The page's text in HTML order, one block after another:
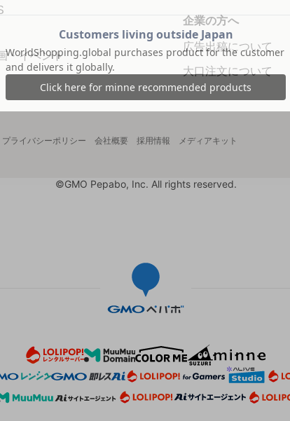
・イベント
企業の方へ
広告出稿について
大口注文について
プライバシーポリシー 会社概要 採用情報 メディアキット
©GMO Pepabo, Inc. All rights reserved.